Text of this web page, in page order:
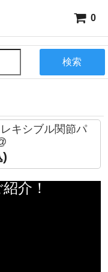
0
検索
キシブル関節パ
)
介！